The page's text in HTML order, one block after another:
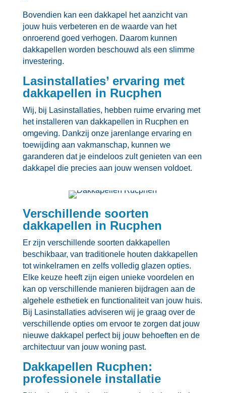
Bovendien kan een dakkapel het aanzicht van
jouw huis verbeteren en de waarde van het
onroerend goed verhogen.​ Daarom kunnen
dakkapellen worden beschouwd als een slimme
investering.​
Lasinstallaties’ ervaring met
dakkapellen in Rucphen
Wij, bij Lasinstallaties, hebben ruime ervaring met
het installeren van dakkapellen in Rucphen en
omgeving.​ Dankzij onze jarenlange ervaring en
toewijding aan vakmanschap, kunnen we
garanderen dat je eindeloos zult genieten van een
dakkapel die precies aan jouw wensen voldoet.​
Verschillende soorten
dakkapellen in Rucphen
Er zijn verschillende soorten dakkapellen
beschikbaar, van traditionele houten dakkapellen
tot winkelramen en zelfs volledig glazen opties.​
Elke keuze heeft zijn eigen unieke voordelen en
kan op verschillende manieren bijdragen aan de
algehele esthetiek en functionaliteit van jouw huis.​
Bij Lasinstallaties adviseren wij je graag over de
verschillende opties om ervoor te zorgen dat jouw
nieuwe dakkapel perfect bij jouw behoeften en de
architectuur van jouw woning past.​
Dakkapellen Rucphen:
professionele installatie